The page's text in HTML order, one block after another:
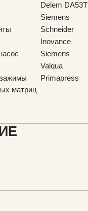
Delem DA53T
Siemens
Schneider
Inovance
Siemens
Valqua
Primapress
матриц